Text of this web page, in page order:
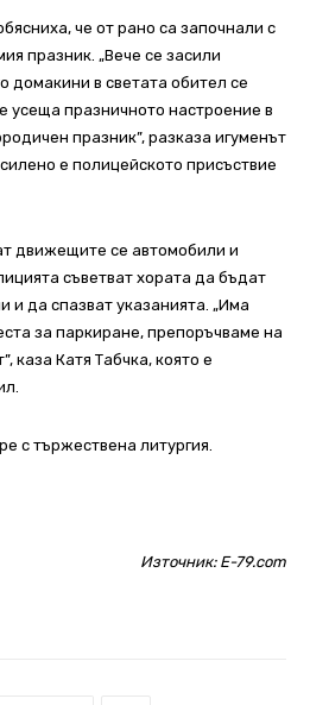
че от рано са започнали с
празник. „Вече се засили
домакини в светата обител се
усеща празничното настроение в
празник”, разказа игуменът
е полицейското присъствие
движещите се автомобили и
съветват хората да бъдат
и да спазват указанията. „Има
за паркиране, препоръчваме на
каза Катя Табчка, която е
с тържествена литургия.
Източник: E-79.com